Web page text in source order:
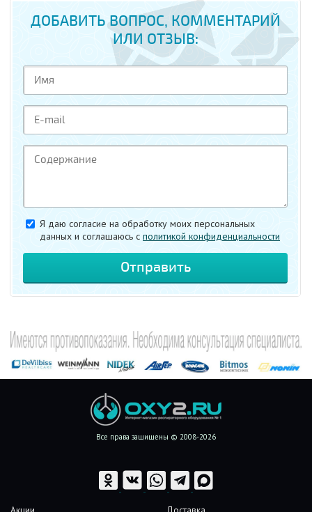
ДОБАВИТЬ ВОПРОС, КОММЕНТАРИЙ
ИЛИ ОТЗЫВ:
Я даю согласие на обработку моих персональных
данных и соглашаюсь c политикой конфиденциальности
Все права защищены © 2008-2026